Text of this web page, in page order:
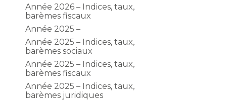
Année 2026 – Indices, taux,
barèmes fiscaux
Année 2025 –
Année 2025 – Indices, taux,
barèmes sociaux
Année 2025 – Indices, taux,
barèmes fiscaux
Année 2025 – Indices, taux,
barèmes juridiques